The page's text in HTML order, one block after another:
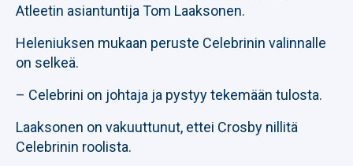
Atleetin asiantuntija Tom Laaksonen.
Heleniuksen mukaan peruste Celebrinin valinnalle
on selkeä.
– Celebrini on johtaja ja pystyy tekemään tulosta.
Laaksonen on vakuuttunut, ettei Crosby nillitä
Celebrinin roolista.